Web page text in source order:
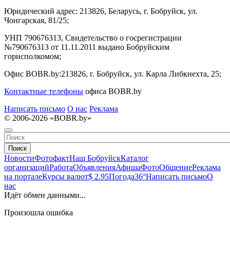
Юридический адрес: 213826, Беларусь, г. Бобруйск, ул.
Чонгарская, 81/25;
УНП 790676313, Свидетельство о госрегистрации
№790676313 от 11.11.2011 выдано Бобруйским
горисполкомом;
Офис BOBR.by:213826, г. Бобруйск, ул. Карла Либкнехта, 25;
Контактные телефоны офиса BOBR.by
Написать письмо О нас Реклама
© 2006-2026 «BOBR.by»
Поиск
НовостиФотофактНаш БобруйскКаталог
организацийРаботаОбъявленияАфишаФотоОбщениеРеклама
на порталеКурсы валют$ 2.95Погода36°Написать письмоО
нас
Идёт обмен данными...
Произошла ошибка